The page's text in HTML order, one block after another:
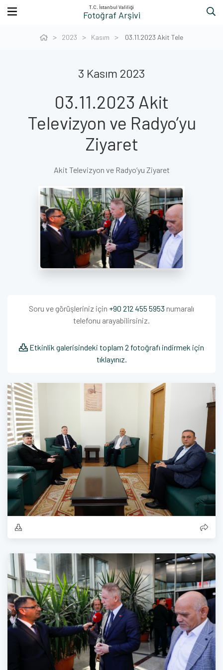
T.C. İstanbul Valiliği
Fotoğraf Arşivi
2023 Kasım 03.11.2023 Akit Tele
3 Kasım 2023
03.11.2023 Akit
Televizyon ve Radyo’yu
Ziyaret
Akit Televizyon ve Radyo’yu Ziyaret
Soru ve görüşleriniz için +90 212 455 5953 numaralı
telefonu arayabilirsiniz.
Etkinlik galerisindeki toplam 2 fotoğrafı indirmek için
tıklayınız.